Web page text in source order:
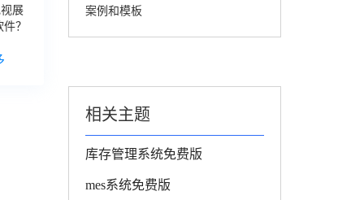
展
？
案例和模板
相关主题
库存管理系统免费版
mes系统免费版